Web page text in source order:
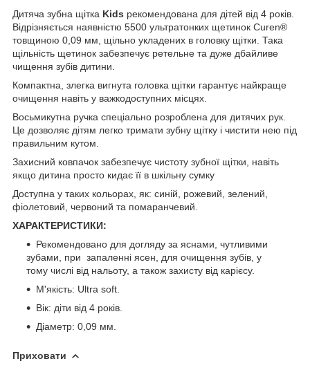
Дитяча зубна щітка Kids рекомендована для дітей від 4 років.
Відрізняється наявністю 5500 ультратонких щетинок Curen®
товщиною 0,09 мм, щільно укладених в головку щітки. Така
щільність щетинок забезпечує ретельне та дуже дбайливе
чищення зубів дитини.
Компактна, злегка вигнута головка щітки гарантує найкраще
очищення навіть у важкодоступних місцях.
Восьмикутна ручка спеціально розроблена для дитячих рук.
Це дозволяє дітям легко тримати зубну щітку і чистити нею під
правильним кутом.
Захисний ковпачок забезпечує чистоту зубної щітки, навіть
якщо дитина просто кидає її в шкільну сумку
Доступна у таких кольорах, як: синій, рожевий, зелений,
фіолетовий, червоний та помаранчевий.
ХАРАКТЕРИСТИКИ:
Рекомендовано для догляду за яснами, чутливими
зубами, при запаленні ясен, для очищення зубів, у
тому числі від нальоту, а також захисту від карієсу.
М'якість: Ultra soft.
Вік: діти від 4 років.
Діаметр: 0,09 мм.
Приховати